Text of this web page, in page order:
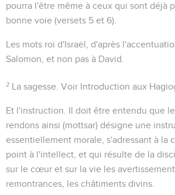
pourra l'être même à ceux qui sont déjà
bonne voie (versets 5 et 6).
Les mots roi d'Israël , d'après
Salomon, et non pas à David.
2 La sagesse . Voir Introduction aux
Et l'instruction . Il doit être entendu que
rendons ainsi (mottsar) désigne une
essentiellement morale, s'adressant à la
point à l'intellect, et qui résulte de la
sur le cœur et sur la vie les
remontrances, les châtiments divins.